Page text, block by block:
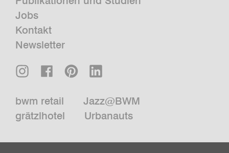
Jobs
Kontakt
Newsletter
bwm retail
Jazz@BWM
grätzlhotel
Urbanauts